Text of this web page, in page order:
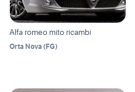
Alfa romeo mito ricambi
Orta Nova (FG)